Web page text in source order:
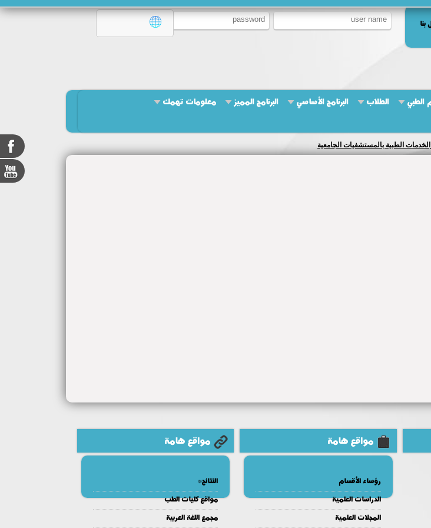
الطبي الطلاب البرنامج الأساسي البرنامج المميز معلومات تهمك
الطبية بالمستشفيات الجامعية
مواقع هامة
رؤساء الأقسام
الدراسات العلمية
المجلات العلمية
مواقع هامة
النتائج*
مواقع كليات الطب
مجمع اللغة العربية